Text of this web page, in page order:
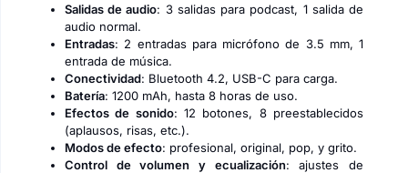
Salidas de audio: 3 salidas para podcast, 1 salida de
audio normal.
Entradas: 2 entradas para micrófono de 3.5 mm, 1
entrada de música.
Conectividad: Bluetooth 4.2, USB-C para carga.
Batería: 1200 mAh, hasta 8 horas de uso.
Efectos de sonido: 12 botones, 8 preestablecidos
(aplausos, risas, etc.).
Modos de efecto: profesional, original, pop, y grito.
Control de volumen y ecualización: ajustes de